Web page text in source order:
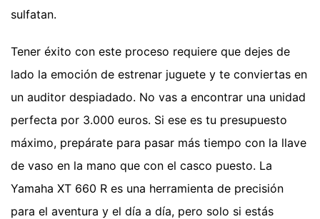
sulfatan.
Tener éxito con este proceso requiere que dejes de
lado la emoción de estrenar juguete y te conviertas en
un auditor despiadado. No vas a encontrar una unidad
perfecta por 3.000 euros. Si ese es tu presupuesto
máximo, prepárate para pasar más tiempo con la llave
de vaso en la mano que con el casco puesto. La
Yamaha XT 660 R es una herramienta de precisión
para el aventura y el día a día, pero solo si estás